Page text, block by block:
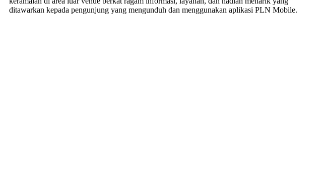
ditawarkan kepada pengunjung yang mengunduh dan menggunakan aplikasi PLN Mobile.